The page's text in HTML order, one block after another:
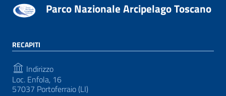
Parco Nazionale Arcipelago Toscano
RECAPITI
Indirizzo
Loc. Enfola, 16
57037 Portoferraio (LI)